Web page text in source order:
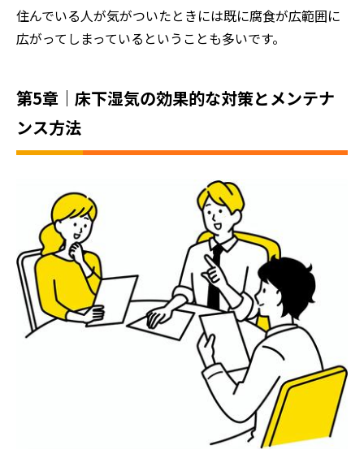
住んでいる人が気がついたときには既に腐食が広範囲に
広がってしまっているということも多いです。
第5章｜床下湿気の効果的な対策とメンテナ
ンス方法